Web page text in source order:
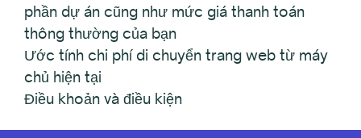
phần dự án cũng như mức giá thanh toán
thông thường của bạn
Ước tính chi phí di chuyển trang web từ máy
chủ hiện tại
Điều khoản và điều kiện